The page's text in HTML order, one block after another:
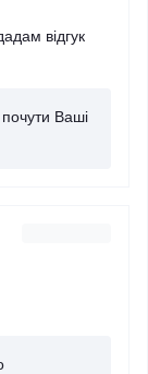
відгук
Ваші